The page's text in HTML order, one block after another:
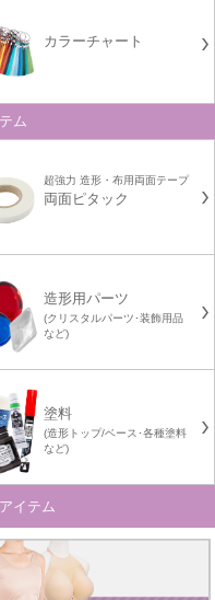
カラーチャート
ム
超強力 造形・布用両面テープ
両面ピタック
造形用パーツ
(クリスタルパーツ･装飾用品
など)
塗料
(造形トップ/ベース･各種塗料
など)
イテム